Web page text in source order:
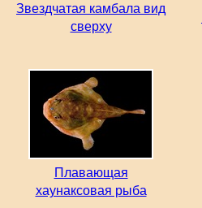
Звездчатая камбала вид
сверху
Плавающая
хаунаксовая рыба